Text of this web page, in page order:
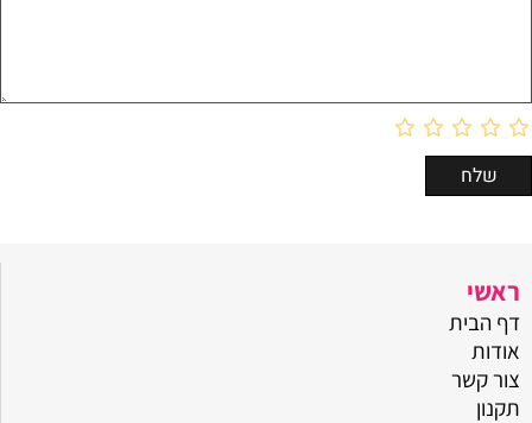
ראשי
דף הבית
אודות
צור קשר
תקנון